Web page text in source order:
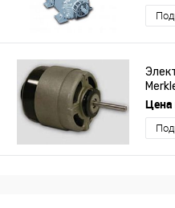
Цена